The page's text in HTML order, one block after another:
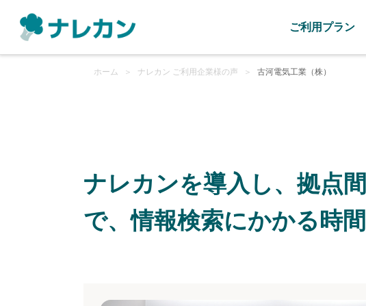
ご利用プラン
ホーム ＞ ナレカン ご利用企業様の声 ＞ 古河電気工業（株）
ナレカンを導入し、拠点
で、情報検索にかかる時